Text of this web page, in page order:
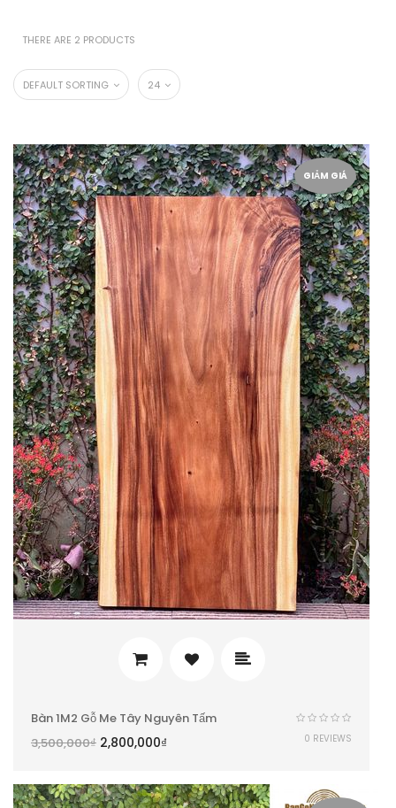
THERE ARE 2 PRODUCTS
DEFAULT SORTING 24
GIẢM GIÁ
Bàn 1M2 Gỗ Me Tây Nguyên Tấm
3,500,000₫ 2,800,000₫ 0 REVIEWS